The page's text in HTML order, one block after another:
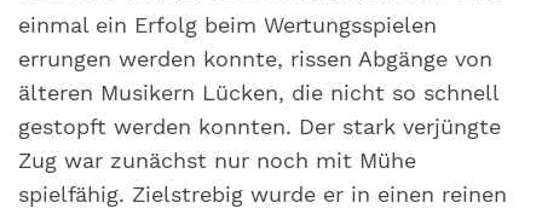
einmal ein Erfolg beim Wertungsspielen
errungen werden konnte, rissen Abgänge von
älteren Musikern Lücken, die nicht so schnell
gestopft werden konnten. Der stark verjüngte
Zug war zunächst nur noch mit Mühe
spielfähig. Zielstrebig wurde er in einen reinen